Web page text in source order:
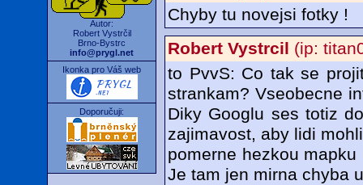
Autor:
Robert Vystrčil
Brno-Bystrc
info@prygl.net
Ikonka pro Váš web
Doporučuji:
Chyby tu novejsi fotky !
Robert Vystrcil (ip:
to PvvS: Co tak se
strankam? Vseobecne
Diky Googlu ses totiz
zajimavost, aby lidi
pomerne hezkou
Je tam jen mirna chyba